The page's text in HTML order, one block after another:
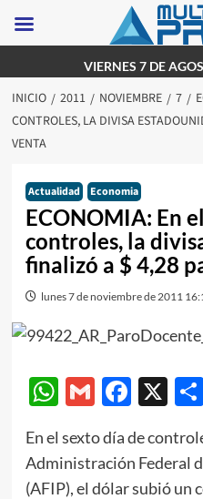
al
contenido
VIERNES 7 DE
INICIO 2011 NOVIEMBRE 7
CONTROLES, LA DIVISA
VENTA
Actualidad Economia
ECONOMIA: En
controles, la
finalizó a $ 4,28
lunes 7 de noviembre de 2011
WhatsApp
GmailX
En el sexto día de
Administración Federal
(AFIP), el dólar subió un